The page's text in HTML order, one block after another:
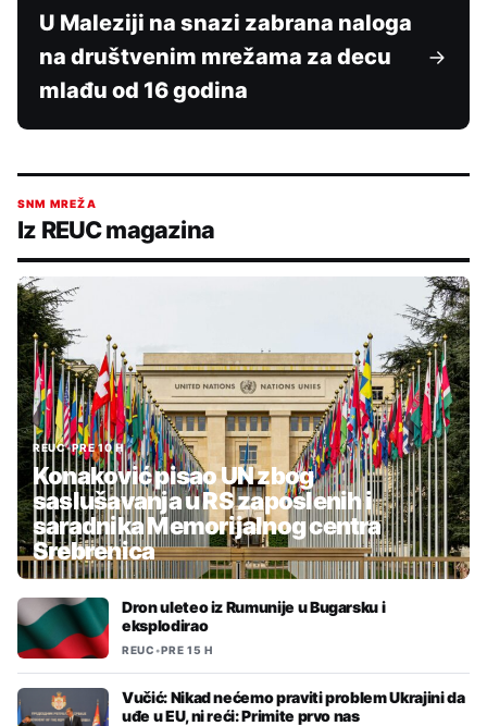
U Maleziji na snazi zabrana naloga
na društvenim mrežama za decu
mlađu od 16 godina
SNM MREŽA
Iz REUC magazina
REUC•PRE 10 H
Konaković pisao UN zbog
saslušavanja u RS zaposlenih i
saradnika Memorijalnog centra
Srebrenica
Dron uleteo iz Rumunije u Bugarsku i
eksplodirao
REUC•PRE 15 H
Vučić: Nikad nećemo praviti problem Ukrajini da
uđe u EU, ni reći: Primite prvo nas